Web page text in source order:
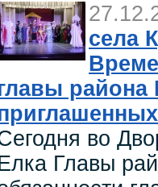
села
района
во
Главы